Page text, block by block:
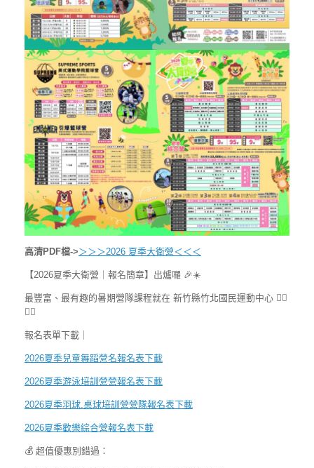
高清PDF檔->＞＞＞2026 夏季大衛營＜＜＜
【2026夏季大衛營｜報名簡章】出爐囉 🎉☀️
最豐富、最有趣的暑期營隊課程就在 新竹縣竹北國民運動中心 🏃‍♂️
🏊‍♀️
報名表單下載｜
2026夏季兒童舞蹈營名報名表下載
2026夏季游泳培訓營營報名表下載
2026夏季羽球.桌球培訓營營隊報名表下載
2026夏季歡樂綜合營報名表下載
💰 超值優惠別錯過：